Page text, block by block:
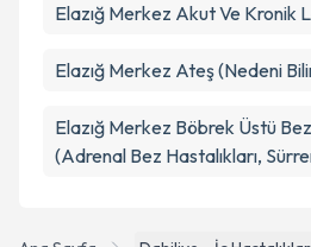
Elazığ Merkez Akut Ve Kronik
Elazığ Merkez Ateş (Nedeni
Elazığ Merkez Böbrek Üstü
(Adrenal Bez Hastalıkları,